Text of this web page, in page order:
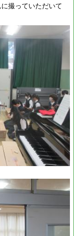
撮っていただいて